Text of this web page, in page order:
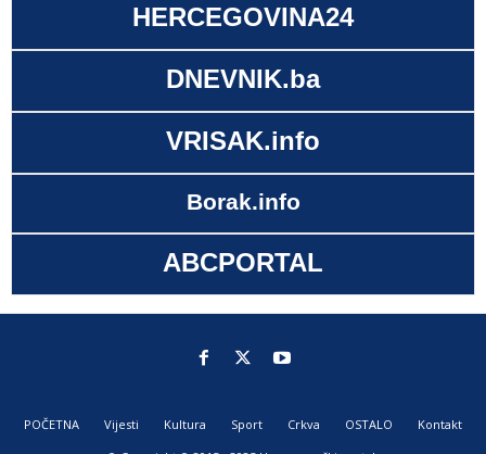
HERCEGOVINA24
DNEVNIK.ba
VRISAK.info
Borak.info
ABCPORTAL
POČETNA Vijesti Kultura Sport Crkva OSTALO
Kontakt